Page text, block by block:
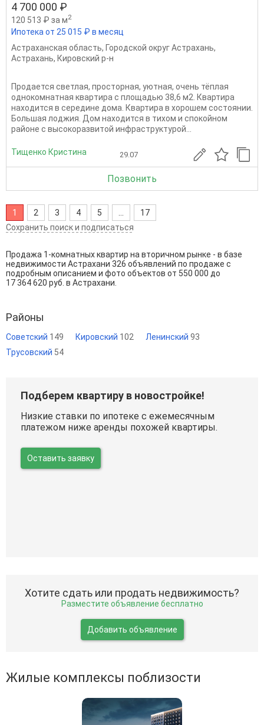
4 700 000 ₽
120 513 ₽ за м2
Ипотека от 25 015 ₽ в месяц
Астраханская область, Городской округ Астрахань,
Астрахань, Кировский р-н
Продается светлая, просторная, уютная, очень тёплая
oднокомнатная кваpтиpa c площадью 38,6 м2. Квартира
находится в середине дома. Квартира в хорошем состоянии.
Большая лоджия. Дом находится в тихом и спокойном
районе с высокоразвитой инфраструктурой...
Тищенко Кристина 29.07
Позвонить
1 2 3 4 5
17
Сохранить поиск и подписаться
Продажа 1-комнатных квартир на вторичном рынке - в базе
недвижимости Астрахани 326 объявлений по продаже с
подробным описанием и фото объектов от 550 000 до
17 364 620 руб. в Астрахани.
Районы
Советский 149 Кировский 102 Ленинский 93
Трусовский 54
Подберем квартиру в новостройке!
Низкие ставки по ипотеке с ежемесячным
платежом ниже аренды похожей квартиры.
Оставить заявку
Хотите сдать или продать недвижимость?
Разместите объявление бесплатно
Добавить объявление
Жилые комплексы поблизости